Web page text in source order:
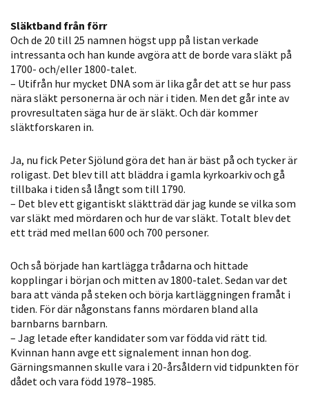
Släktband från förr
Och de 20 till 25 namnen högst upp på listan verkade
intressanta och han kunde avgöra att de borde vara släkt på
1700- och/eller 1800-talet.
– Utifrån hur mycket DNA som är lika går det att se hur pass
nära släkt personerna är och när i tiden. Men det går inte av
provresultaten säga hur de är släkt. Och där kommer
släktforskaren in.
Ja, nu fick Peter Sjölund göra det han är bäst på och tycker är
roligast. Det blev till att bläddra i gamla kyrkoarkiv och gå
tillbaka i tiden så långt som till 1790.
– Det blev ett gigantiskt släktträd där jag kunde se vilka som
var släkt med mördaren och hur de var släkt. Totalt blev det
ett träd med mellan 600 och 700 personer.
Och så började han kartlägga trådarna och hittade
kopplingar i början och mitten av 1800-talet. Sedan var det
bara att vända på steken och börja kartläggningen framåt i
tiden. För där någonstans fanns mördaren bland alla
barnbarns barnbarn.
– Jag letade efter kandidater som var födda vid rätt tid.
Kvinnan hann avge ett signalement innan hon dog.
Gärningsmannen skulle vara i 20-årsåldern vid tidpunkten för
dådet och vara född 1978–1985.
beteende när du
surfar ökar du
personligt
anpassat innehåll